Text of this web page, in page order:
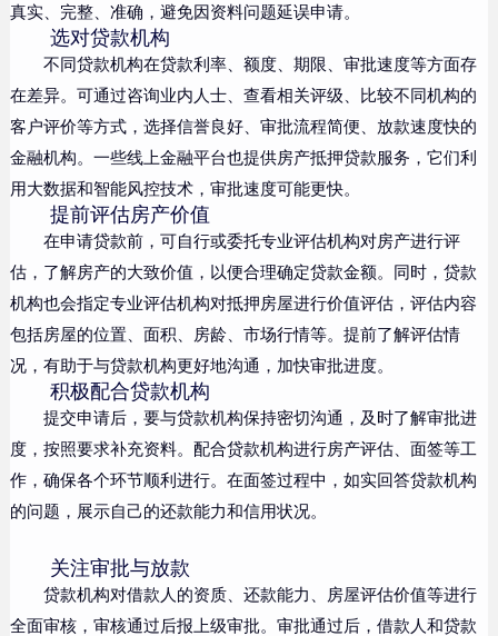
真实、完整、准确，避免因资料问题延误申请。
选对贷款机构
不同贷款机构在贷款利率、额度、期限、审批速度等方面存
在差异。可通过咨询业内人士、查看相关评级、比较不同机构的
客户评价等方式，选择信誉良好、审批流程简便、放款速度快的
金融机构。一些线上金融平台也提供房产抵押贷款服务，它们利
用大数据和智能风控技术，审批速度可能更快。
提前评估房产价值
在申请贷款前，可自行或委托专业评估机构对房产进行评
估，了解房产的大致价值，以便合理确定贷款金额。同时，贷款
机构也会指定专业评估机构对抵押房屋进行价值评估，评估内容
包括房屋的位置、面积、房龄、市场行情等。提前了解评估情
况，有助于与贷款机构更好地沟通，加快审批进度。
积极配合贷款机构
提交申请后，要与贷款机构保持密切沟通，及时了解审批进
度，按照要求补充资料。配合贷款机构进行房产评估、面签等工
作，确保各个环节顺利进行。在面签过程中，如实回答贷款机构
的问题，展示自己的还款能力和信用状况。
关注审批与放款
贷款机构对借款人的资质、还款能力、房屋评估价值等进行
全面审核，审核通过后报上级审批。审批通过后，借款人和贷款